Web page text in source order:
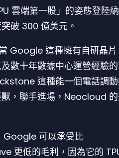
雲端第一股」的姿態登陸
破 300 億美元。
Google 這種擁有自研晶片
數十年數據中心運營經驗
這種能一個電話調
，聯手進場，Neocloud
Google 可以承受比
更低的毛利，因為它的